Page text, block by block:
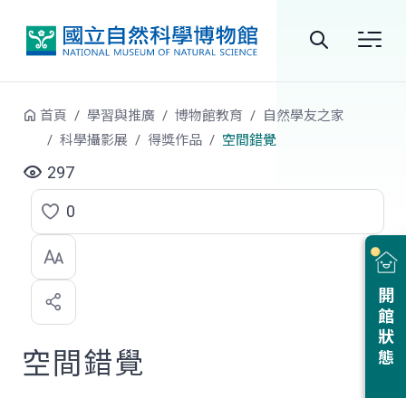
站
開館狀態
首頁 學習與推廣 博物館教育
自然學友之家
科學攝影展
得獎作品 空間錯覺
297
點
選
喜
歡
0
空間錯覺